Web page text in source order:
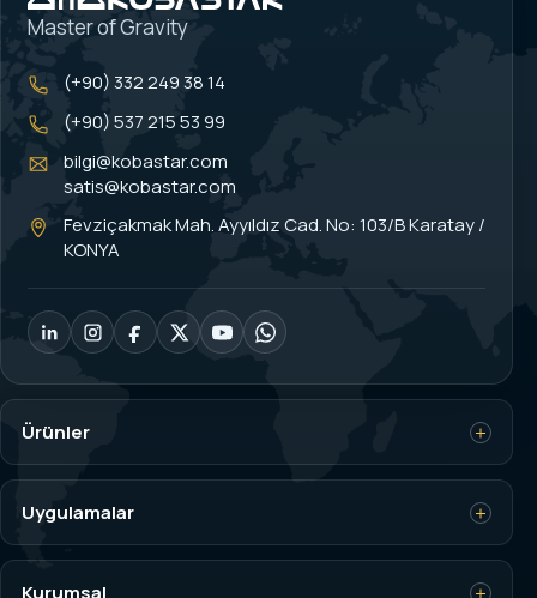
Master of Gravity
(+90) 332 249 38 14
(+90) 537 215 53 99
bilgi@kobastar.com
satis@kobastar.com
Fevziçakmak Mah. Ayyıldız Cad. No: 103/B Karatay /
KONYA
Ürünler
Yük Hücresi (Load Cell)
Tartım İndikatörleri
Dinamometre
Uygulamalar
Vinç Aşırı Yük Kontrol
Kurumsal